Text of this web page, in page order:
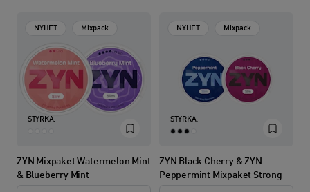
STYRKA:
ZYN Mixpaket Watermelon Mint
& Blueberry Mint
NYHET Mixpack
STYRKA:
ZYN Black Cherry & ZYN
Peppermint Mixpaket Strong
NYHET Mixpack